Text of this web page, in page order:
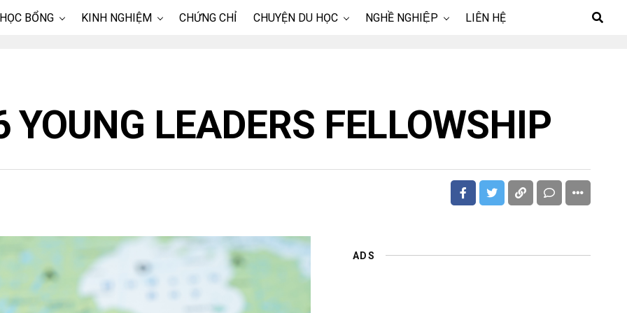
BỔNG KINH NGHIỆM CHỨNG CHỈ CHUYỆN DU HỌC NGHỀ NGHIỆP LIÊN HỆ
LEADERS FELLOWSHIP
ADS